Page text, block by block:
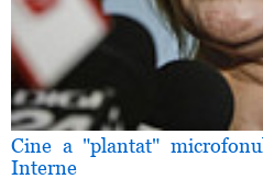
Cine a "plantat"
Interne